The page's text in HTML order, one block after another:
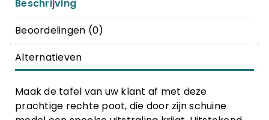
Beschrijving
Beoordelingen (0)
Alternatieven
Maak de tafel van uw klant af met deze
prachtige rechte poot, die door zijn schuine